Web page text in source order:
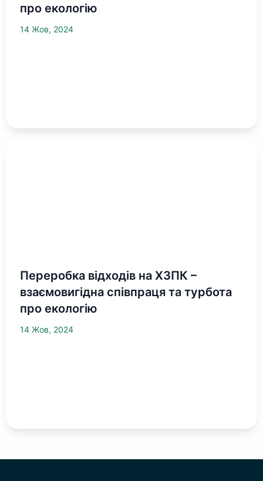
про екологію
14 Жов, 2024
Переробка відходів на ХЗПК –
взаємовигідна співпраця та турбота
про екологію
14 Жов, 2024